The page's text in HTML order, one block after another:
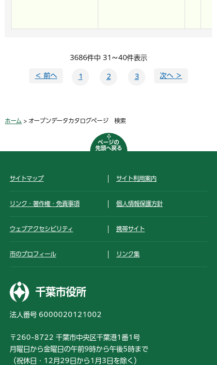
3686件中 31～40件表示
＜ 前へ 1 2 3 次へ ＞
ホーム > オープンデータカタログページ 検索
ページの
先頭へ戻る
サイトマップ サイト利用案内
リンク・著作権・免責事項 個人情報保護方針
ウェブアクセシビリティ 携帯サイト
市のプロフィール リンク集
千葉市役所
法人番号 6000020121002
〒260-8722 千葉市中央区千葉港1番1号
月曜日から金曜日の午前9時から午後5時まで
（祝休日・12月29日から1月3日を除く）